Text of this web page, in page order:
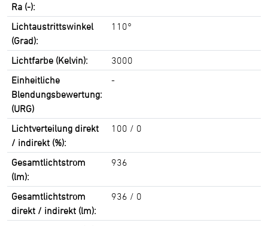
Ra (-):
Lichtaustrittswinkel
(Grad):
110°
Lichtfarbe (Kelvin):
3000
Einheitliche
Blendungsbewertung:
(URG)
-
Lichtverteilung direkt
/ indirekt (%):
100 / 0
Gesamtlichtstrom
(lm):
936
Gesamtlichtstrom
direkt / indirekt (lm):
936 / 0